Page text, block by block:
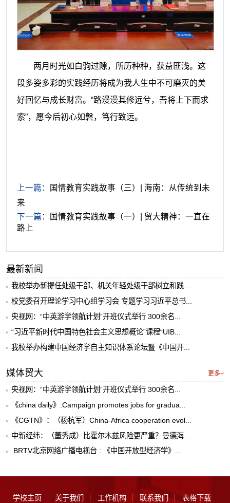
两月时光如白驹过隙，所历种种，获益匪浅。这
段多姿多彩的实践经历将成为我人生中不可磨灭的美
好回忆与成长财富。“路漫漫其修远兮，吾将上下而求
索”，愿今后初心如磐，笃行致远。
上一篇：
国情教育实践故事（三）| 海南：从传统到未
来
下一篇：
国情教育实践故事（一）| 贸大精神：一直在
路上
最新新闻
我校举办新提任处级干部、机关年轻处级干部树立和践...
校党委召开理论学习中心组学习会 专题学习习近平总书...
央视网：“中英游学领航计划”开班仪式举行 300余名...
“习近平新时代中国特色社会主义思想概论”课程“UIB...
我校举办构建中国经济学自主知识体系论坛暨《中国开...
媒体贸大 更多+
央视网：“中英游学领航计划”开班仪式举行 300余名...
《china daily》:Campaign promotes jobs for gradua...
《CGTN》：（杨杭军）China-Africa cooperation evol...
中新经纬：（董秀成）比霍尔木兹风险更严重？曼德海...
​ BRTV北京网络广播电视台 : 《中国开放型经济学》...
学校主页 关于我们 工作机构 联系我们 表格下载